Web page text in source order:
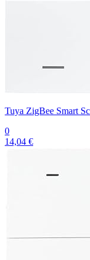
Tuya ZigBee Smart
0
14,04 €